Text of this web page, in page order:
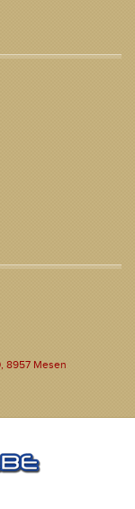
8957 Mesen